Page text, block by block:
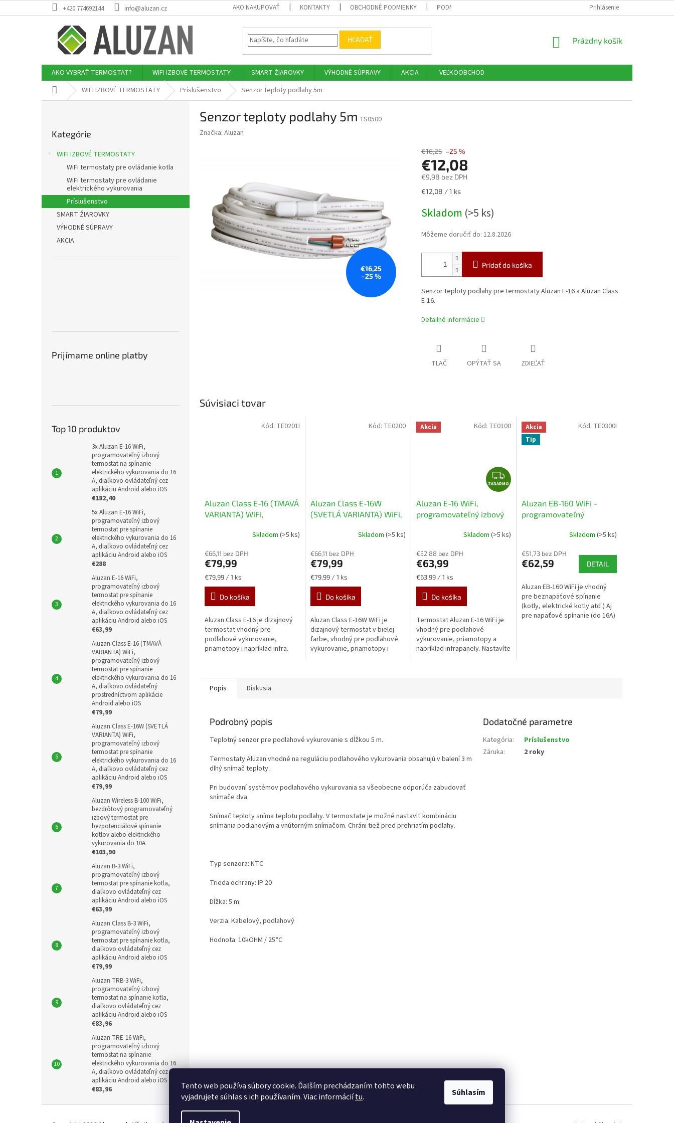
Tento web používa súbory cookie. Ďalším prechádzaním tohto webu
vyjadrujete súhlas s ich používaním. Viac informáciítu. Súhlasím
na
+420 774692144 info@aluzan.cz AKO NAKUPOVAŤ KONTAKTY OBCHODNÉ PODMIENKY PODMIENKY OCHRANY OSOBNÝCH ÚDAJOV VEĽKOOBCHOD
Prihlásenie
HĽADAŤ
NÁKUPNÝ
Prázdny košík
AKO VYBRAŤ TERMOSTAT? WIFI IZBOVÉ TERMOSTATY SMART ŽIAROVKY VÝHODNÉ SÚPRAVY AKCIA
VEĽKOOBCHOD
DomovWIFI IZBOVÉ TERMOSTATY Príslušenstvo Senzor teploty podlahy 5m
e
l
kategórie
Kategórie
WIFI IZBOVÉ TERMOSTATY
WiFi termostaty pre ovládanie kotla
WiFi termostaty pre ovládanie
elektrického vykurovania
Príslušenstvo
SMART ŽIAROVKY
VÝHODNÉ SÚPRAVY
AKCIA
Prijímame online platby
Top 10 produktov
3x Aluzan E-16 WiFi,
programovateľný izbový
termostat na spínanie
elektrického vykurovania do 16
A, diaľkovo ovládateľný cez
aplikáciu Android alebo iOS
€182,40
5x Aluzan E-16 WiFi,
programovateľný izbový
termostat pre spínanie
elektrického vykurovania do 16
A, diaľkovo ovládateľný cez
aplikáciu Android alebo iOS
€288
Aluzan E-16 WiFi,
programovateľný izbový
termostat pre spínanie
elektrického vykurovania do 16
A, diaľkovo ovládateľný cez
aplikáciu Android alebo iOS
€63,99
Aluzan Class E-16 (TMAVÁ
VARIANTA) WiFi,
programovateľný izbový
termostat pre spínanie
elektrického vykurovania do 16
A, diaľkovo ovládateľný
prostredníctvom aplikácie
Android alebo iOS
€79,99
Aluzan Class E-16W (SVETLÁ
VARIANTA) WiFi,
programovateľný izbový
termostat pre spínanie
elektrického vykurovania do 16
A, diaľkovo ovládateľný cez
aplikáciu Android alebo iOS
€79,99
Aluzan Wireless B-100 WiFi,
bezdrôtový programovateľný
izbový termostat pre
bezpotenciálové spínanie
kotlov alebo elektrického
vykurovania do 10A
€103,90
Aluzan B-3 WiFi,
programovateľný izbový
termostat pre spínanie kotla,
diaľkovo ovládateľný cez
aplikáciu Android alebo iOS
€63,99
Aluzan Class B-3 WiFi,
programovateľný izbový
termostat pre spínanie kotla,
diaľkovo ovládateľný cez
aplikáciu Android alebo iOS
€79,99
Aluzan TRB-3 WiFi,
programovateľný izbový
termostat na spínanie kotla,
diaľkovo ovládateľný cez
aplikáciu Android alebo iOS
€83,96
Aluzan TRE-16 WiFi,
programovateľný izbový
termostat na spínanie
elektrického vykurovania do 16
A, diaľkovo ovládateľný cez
aplikáciu Android alebo iOS
€83,96
Senzor teploty podlahy 5m TS0500
Značka: Aluzan
€16,25
–25 %
€16,25 –25 %
€12,08
€9,98 bez DPH
Jednotková
€12,08 / 1 ks
Skladom (>5 ks)
Môžeme doručiť do: 12.8.2026
Pridať do košíka
Senzor teploty podlahy pre termostaty Aluzan E-16 a Aluzan Class
E-16.
Detailné informácie
TLAČ OPÝTAŤ SA ZDIEĽAŤ
Súvisiaci tovar
Aluzan Class E-16 (TMAVÁ
VARIANTA) WiFi,
termostat pre spínanie
do 16 A, diaľkovo
ovládateľný
prostredníctvom aplikácie
Android alebo iOS
Skladom (>5 ks)
€66,11 bez DPH
€79,99
Jednotková
cena:
€79,99 / 1 ks
Do košíka
Aluzan Class E-16 je dizajnový
termostat vhodný pre
podlahové vykurovanie,
priamotopy i napríklad infra.
Kód: TE0201I
Aluzan Class E-16W
(SVETLÁ VARIANTA) WiFi,
termostat pre spínanie
do 16 A, diaľkovo
ovládateľný cez aplikáciu
Android alebo iOS
Skladom (>5 ks)
€66,11 bez DPH
€79,99
Jednotková
cena:
€79,99 / 1 ks
Do košíka
Aluzan Class E-16W WiFi je
dizajnový termostat v bielej
farbe, vhodný pre podlahové
vykurovanie, priamotopy i
Kód: TE0200 Akcia
Z
A
M
ZADARMO
Aluzan E-16 WiFi,
programovateľný izbový
elektrického vykurovania
ovládateľný cez aplikáciu
Android alebo iOS
Skladom(>5 ks)
€52,88 bez DPH
€63,99
Jednotková
cena:
€63,99 / 1 ks
Do košíka
Termostat Aluzan E-16 WiFi je
vhodný pre podlahové
vykurovanie, priamotopy a
napríklad infrapanely. Nastavíte
Kód: TE0100
Akcia
Tip
Aluzan EB-160 WiFi -
programovateľný
kotlov aj elektrického
Skladom (>5 ks)
€51,73 bez DPH
€62,59 DETAIL
Aluzan EB-160 WiFi je vhodný
pre beznapäťové spínanie
(kotly, elektrické kotly atď.) Aj
pre napäťové spínanie (do 16A)
Kód: TE0300I
Popis Diskusia
Podrobný popis
Teplotný senzor pre podlahové vykurovanie s dĺžkou 5 m.
Termostaty Aluzan vhodné na reguláciu podlahového vykurovania obsahujú v balení 3 m
dlhý snímač teploty.
Pri budovaní systémov podlahového vykurovania sa všeobecne odporúča zabudovať
snímače dva.
Snímač teploty sníma teplotu podlahy. V termostate je možné nastaviť kombináciu
snímania podlahovým a vnútorným snímačom. Chráni tiež pred prehriatím podlahy.
Typ senzora: NTC
Trieda ochrany: IP 20
Dĺžka: 5 m
Verzia: Kabelový, podlahový
Hodnota: 10kOHM / 25°C
Dodatočné parametre
Kategória:
Príslušenstvo
Záruka: 2 roky